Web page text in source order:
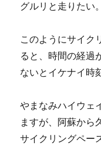
グルリと走りたい。
このようにサイク
ると、時間の経過
ないとイケナイ時
やまなみハイウェ
ますが、阿蘇から
サイクリングペー